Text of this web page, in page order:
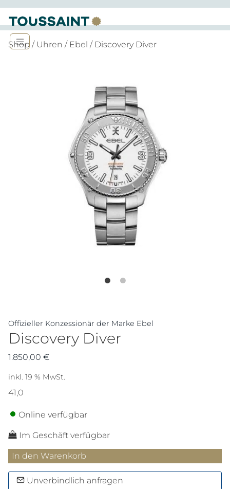
Shop / Uhren / Ebel / Discovery Diver
Offizieller Konzessionär der Marke Ebel
Discovery Diver
1.850,00 €
inkl. 19 % MwSt.
41,0
Online verfügbar
Im Geschäft verfügbar
Discovery
Diver
Menge
In den Warenkorb
Unverbindlich anfragen